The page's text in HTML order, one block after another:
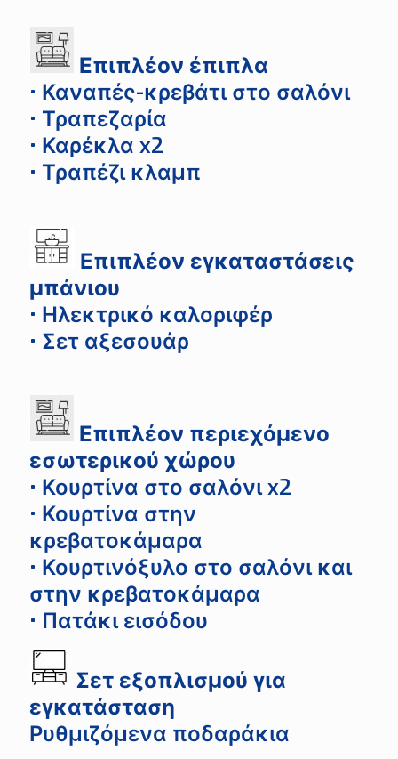
Επιπλέον έπιπλα
• Καναπές-κρεβάτι στο σαλόνι
• Τραπεζαρία
• Καρέκλα x2
• Τραπέζι κλαμπ
Επιπλέον εγκαταστάσεις
μπάνιου
• Ηλεκτρικό καλοριφέρ
• Σετ αξεσουάρ
Επιπλέον περιεχόμενο
εσωτερικού χώρου
• Κουρτίνα στο σαλόνι x2
• Κουρτίνα στην
κρεβατοκάμαρα
• Κουρτινόξυλο στο σαλόνι και
στην κρεβατοκάμαρα
• Πατάκι εισόδου
Σετ εξοπλισμού για
εγκατάσταση
Ρυθμιζόμενα ποδαράκια